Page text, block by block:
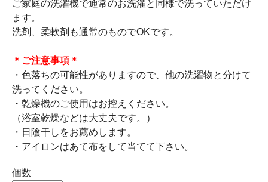
ご家庭の洗濯機で通常のお洗濯と同様で洗っていただけ
ます。
洗剤、柔軟剤も通常のものでOKです。
＊ご注意事項＊
・色落ちの可能性がありますので、他の洗濯物と分けて
洗ってください。
・乾燥機のご使用はお控えください。
（浴室乾燥などは大丈夫です。）
・日陰干しをお薦めします。
・アイロンはあて布をして当てて下さい。
個数